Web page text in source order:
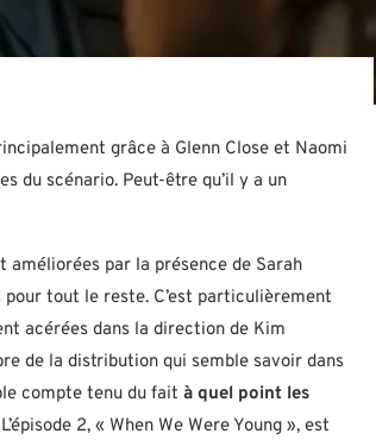
grâce à Glenn Close et Naomi
du scénario. Peut-être qu’il y a un
améliorées par la présence de Sarah
pour tout le reste. C’est particulièrement
acérées dans la direction de Kim
de la distribution qui semble savoir dans
compte tenu du fait à quel point les
2, « When We Were Young », est